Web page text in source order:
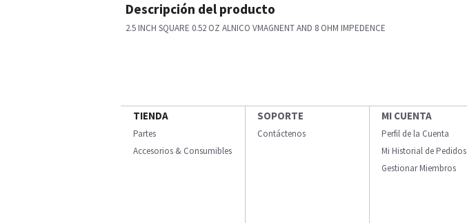
Descripción del producto
2.5 INCH SQUARE 0.52 OZ ALNICO VMAGNENT AND 8 OHM IMPEDENCE
TIENDA
Partes
Accesorios & Consumibles
SOPORTE
Contáctenos
MI CUENTA
Perfil de la Cuenta
Mi Historial de Pedidos
Gestionar Miembros